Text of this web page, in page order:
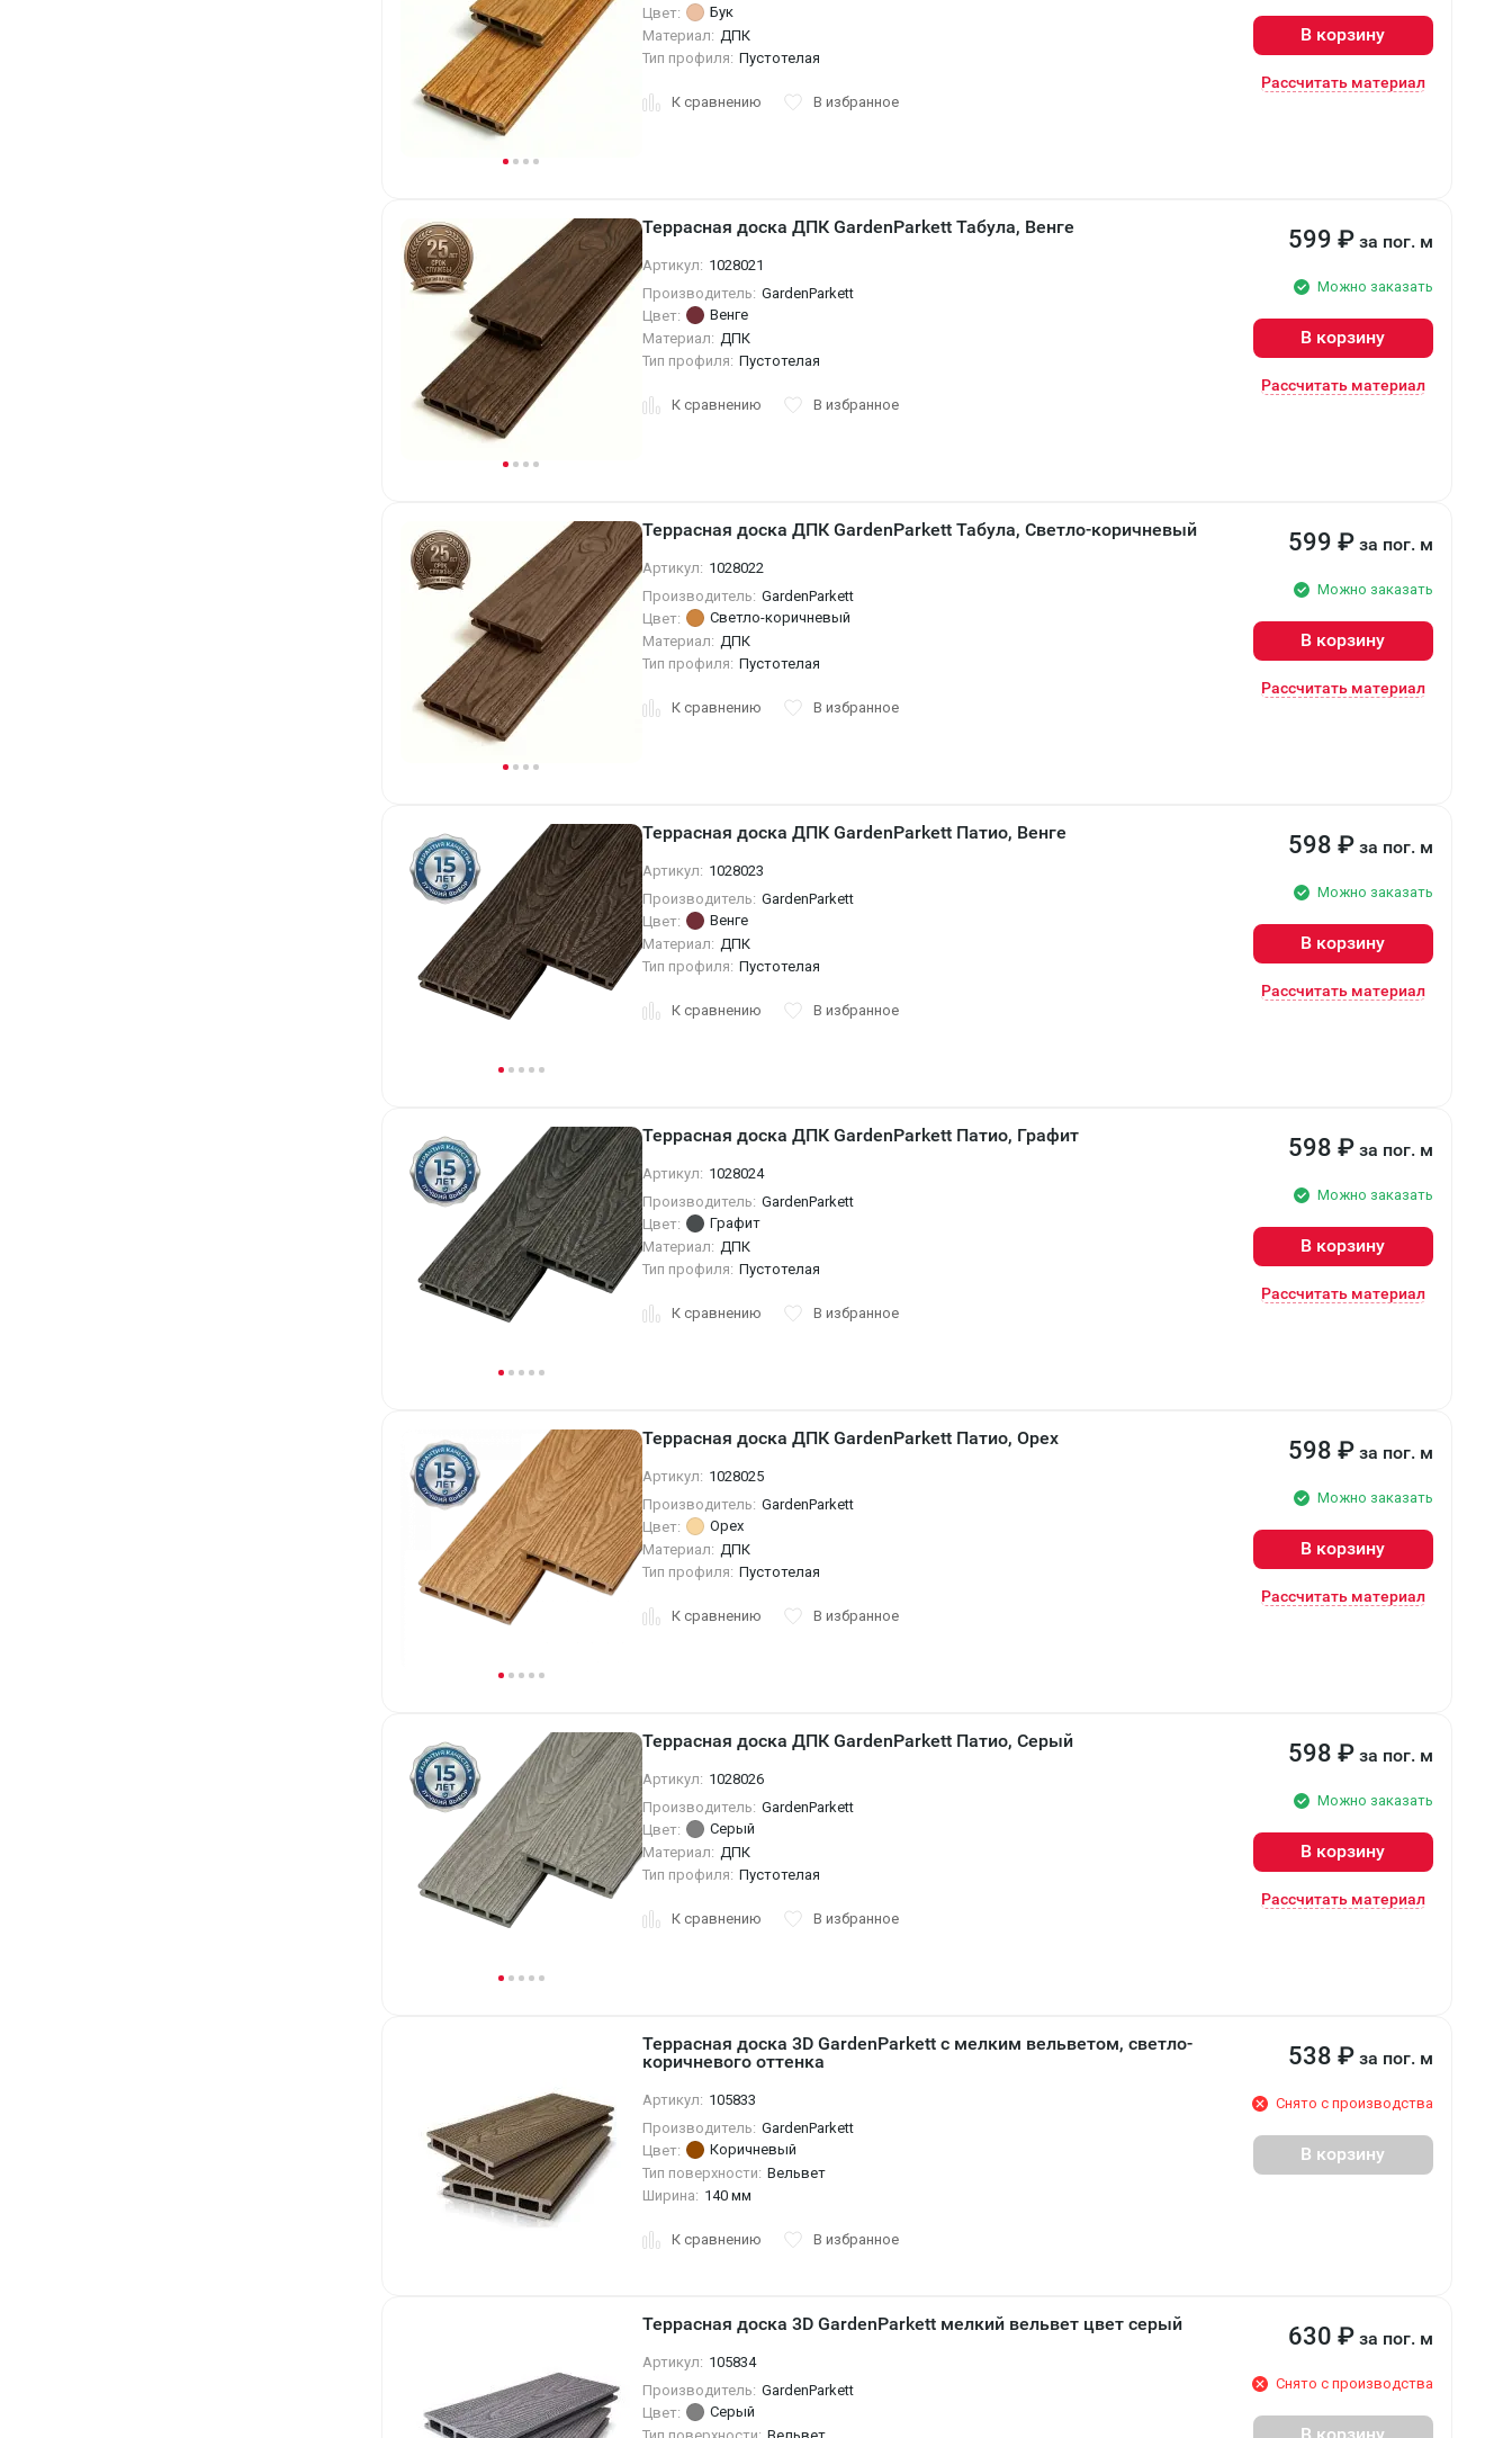
Цвет:
Бук
Материал: ДПК
Тип профиля: Пустотелая
К сравнению В избранное
В корзину
Рассчитать материал
Террасная доска ДПК GardenParkett Табула, Венге
Артикул: 1028021
Производитель: GardenParkett
Цвет:
Венге
Материал: ДПК
Тип профиля: Пустотелая
К сравнению В избранное
599 ₽ за пог. м
Можно заказать
В корзину
Рассчитать материал
Террасная доска ДПК GardenParkett Табула, Светло-коричневый
Артикул: 1028022
Производитель: GardenParkett
Цвет:
Светло-коричневый
Материал: ДПК
Тип профиля: Пустотелая
К сравнению В избранное
599 ₽ за пог. м
Можно заказать
В корзину
Рассчитать материал
Террасная доска ДПК GardenParkett Патио, Венге
Артикул: 1028023
Производитель: GardenParkett
Цвет:
Венге
Материал: ДПК
Тип профиля: Пустотелая
К сравнению В избранное
598 ₽ за пог. м
Можно заказать
В корзину
Рассчитать материал
Террасная доска ДПК GardenParkett Патио, Графит
Артикул: 1028024
Производитель: GardenParkett
Цвет:
Графит
Материал: ДПК
Тип профиля: Пустотелая
К сравнению В избранное
598 ₽ за пог. м
Можно заказать
В корзину
Рассчитать материал
Террасная доска ДПК GardenParkett Патио, Орех
Артикул: 1028025
Производитель: GardenParkett
Цвет:
Орех
Материал: ДПК
Тип профиля: Пустотелая
К сравнению В избранное
598 ₽ за пог. м
Можно заказать
В корзину
Рассчитать материал
Террасная доска ДПК GardenParkett Патио, Серый
Артикул: 1028026
Производитель: GardenParkett
Цвет:
Серый
Материал: ДПК
Тип профиля: Пустотелая
К сравнению В избранное
598 ₽ за пог. м
Можно заказать
В корзину
Рассчитать материал
Террасная доска 3D GardenParkett с мелким вельветом, светло-
коричневого оттенка
Артикул: 105833
Производитель: GardenParkett
Цвет:
Коричневый
Тип поверхности: Вельвет
Ширина: 140 мм
К сравнению В избранное
538 ₽ за пог. м
Снято с производства
В корзину
Террасная доска 3D GardenParkett мелкий вельвет цвет серый
Артикул: 105834
Производитель: GardenParkett
Цвет:
Серый
630 ₽ за пог. м
Снято с производства